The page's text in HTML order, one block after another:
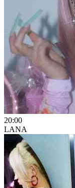
20:00
LANA